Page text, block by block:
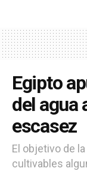
Egipto
del agua
escasez
El objetivo de
cultivables